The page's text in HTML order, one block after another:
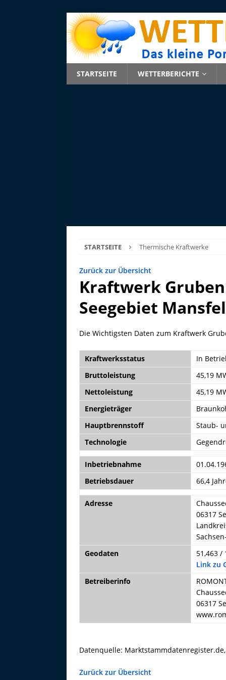
STARTSEITE WETTERBERICHTE
STARTSEITE Thermische Kraftwerke
Zurück zur Übersicht
Kraftwerk
Seegebiet
Die Wichtigsten Daten zum Kraftwerk
Kraftwerksstatus
In
Bruttoleistung
45,19
Nettoleistung
45,19
Energieträger
Hauptbrennstoff
Staub-
Technologie
Inbetriebnahme
Betriebsdauer
66,4
Adresse
06317
Geodaten
51,463 /
Link zu
Betreiberinfo
06317
Datenquelle:
Zurück zur Übersicht